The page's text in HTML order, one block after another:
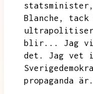
statsminister,
Blanche,
tack
blir...
Jag
det.
Jag vet
propaganda är.